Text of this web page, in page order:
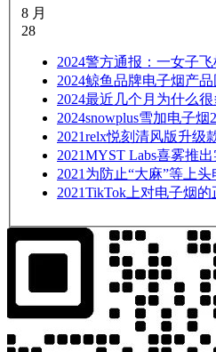
8 月
28
2024警方通报：一女子
2024鲸鱼品牌电子烟产
2024最近几个月为什么
2024snowplus雪加电子烟
2021relx悦刻清风版升级
2021MYST Labs喜雾推
2021 为防止“大麻”等上
2021TikTok上对电子烟